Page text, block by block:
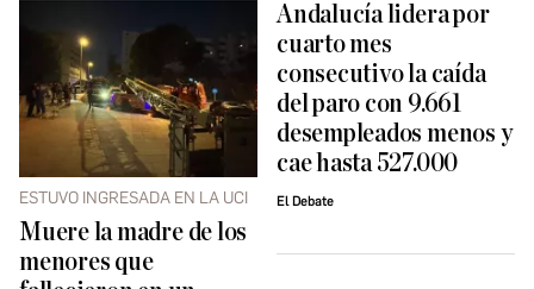
ESTUVO INGRESADA EN LA UCI
Muere la madre de los
menores que
Andalucía lidera por
cuarto mes
consecutivo la caída
del paro con 9.661
desempleados menos y
cae hasta 527.000
El Debate